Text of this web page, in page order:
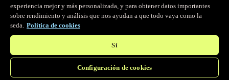
Control por IA para tus servicios Fastly.
experiencia mejor y más personalizada, y para obtener datos importantes
sobre rendimiento y análisis que nos ayudan a que todo vaya como la
seda. Política de cookies
Sí
Configuración de cookies